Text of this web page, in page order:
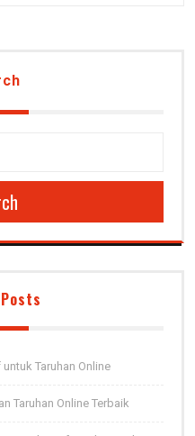
Taruhan Online
Taruhan Online Terbaik